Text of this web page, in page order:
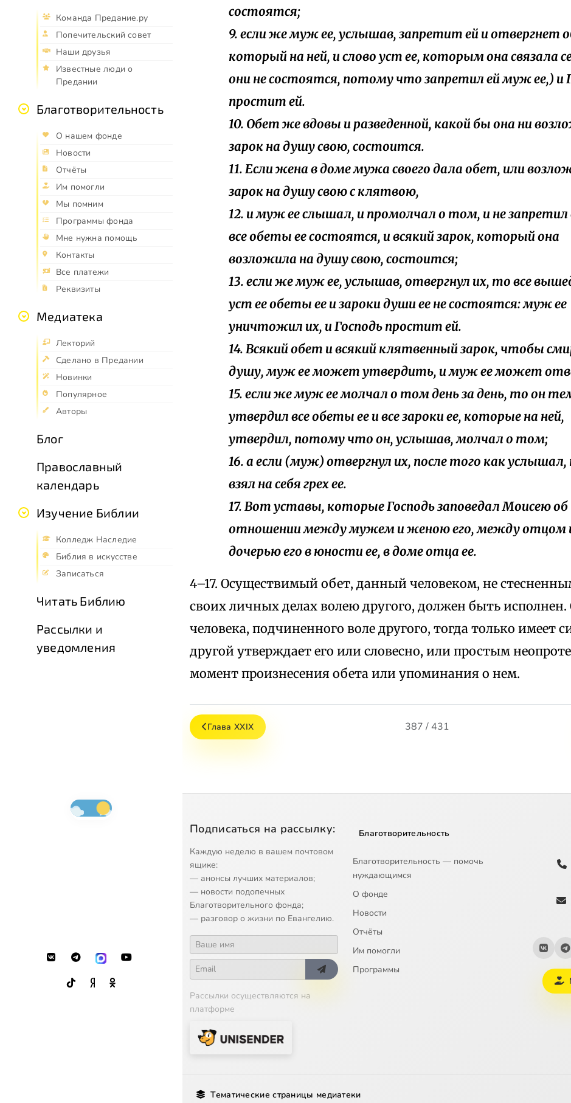
Команда Предание.ру
Попечительский совет
Наши друзья
Известные люди о
Предании
Благотворительность
О нашем фонде
Новости
Отчёты
Им помогли
Мы помним
Программы фонда
Мне нужна помощь
Контакты
Все платежи
Реквизиты
Медиатека
Лекторий
Сделано в Предании
Новинки
Популярное
Авторы
Блог
Православный
календарь
Изучение Библии
Колледж Наследие
Библия в искусстве
Записаться
Читать Библию
Рассылки и
уведомления
состоятся;
9. если же муж ее, услышав, запретит ей и отвергнет
который на ней, и слово уст ее, которым она связала
они не состоятся, потому что запретил ей муж ее,) и
простит ей.
10. Обет же вдовы и разведенной, какой бы она ни
зарок на душу свою, состоится.
11. Если жена в доме мужа своего дала обет, или
зарок на душу свою с клятвою,
12. и муж ее слышал, и промолчал о том, и не запретил
все обеты ее состоятся, и всякий зарок, который она
возложила на душу свою, состоится;
13. если же муж ее, услышав, отвергнул их, то все
уст ее обеты ее и зароки души ее не состоятся: муж ее
уничтожил их, и Господь простит ей.
14. Всякий обет и всякий клятвенный зарок, чтобы
душу, муж ее может утвердить, и муж ее может
15. если же муж ее молчал о том день за день, то он
утвердил все обеты ее и все зароки ее, которые на ней,
утвердил, потому что он, услышав, молчал о том;
16. а если (муж) отвергнул их, после того как
взял на себя грех ее.
17. Вот уставы, которые Господь заповедал Моисею об
отношении между мужем и женою его, между отцом
дочерью его в юности ее, в доме отца ее.
4–17. Осуществимый обет, данный человеком, не
своих личных делах волею другого, должен быть
человека, подчиненного воле другого, тогда только имеет
другой утверждает его или словесно, или простым
момент произнесения обета или упоминания о нем.
Глава XXIX 387 / 431
Подписаться на рассылку:
Каждую неделю в вашем почтовом
ящике:
— анонсы лучших материалов;
— новости подопечных
Благотворительного фонда;
— разговор о жизни по Евангелию.
Рассылки осуществляются на
платформе
Благотворительность
Благотворительность — помочь
нуждающимся
О фонде
Новости
Отчёты
Им помогли
Программы
Тематические страницы медиатеки